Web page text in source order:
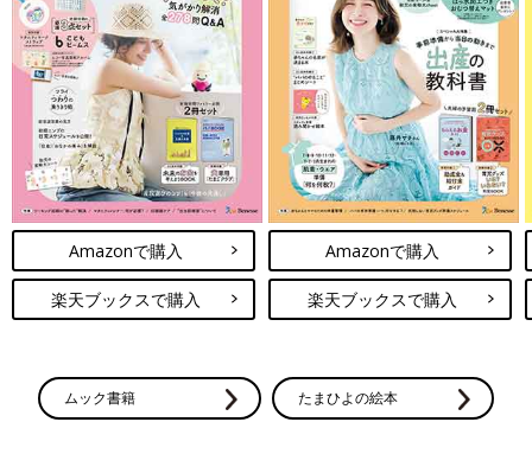
Amazonで購入
楽天ブックスで購入
Amazonで購入
楽天ブックスで購入
ムック書籍 たまひよの絵本